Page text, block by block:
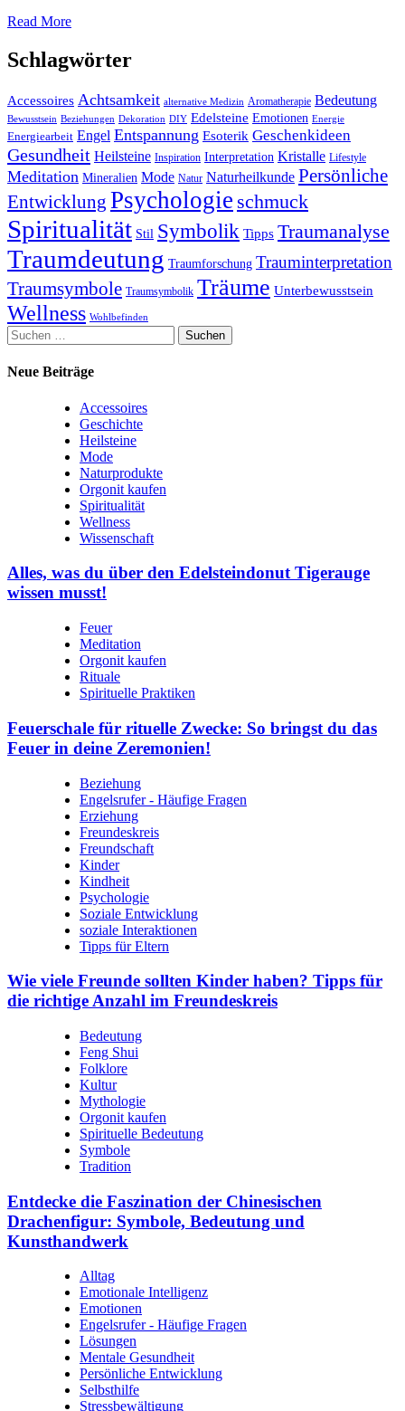
Read More
Schlagwörter
Accessoires Achtsamkeit alternative Medizin Aromatherapie Bedeutung
Bewusstsein Beziehungen Dekoration DIY Edelsteine Emotionen Energie
Energiearbeit Engel Entspannung Esoterik Geschenkideen
Gesundheit Heilsteine Inspiration Interpretation Kristalle Lifestyle
Meditation Mineralien Mode Natur Naturheilkunde Persönliche
Entwicklung Psychologie schmuck
Spiritualität Stil Symbolik Tipps Traumanalyse
Traumdeutung Traumforschung Trauminterpretation
Traumsymbole Traumsymbolik Träume Unterbewusstsein
Wellness Wohlbefinden
Suchen
nach:
Neue Beiträge
Accessoires
Geschichte
Heilsteine
Mode
Naturprodukte
Orgonit kaufen
Spiritualität
Wellness
Wissenschaft
Alles, was du über den Edelsteindonut Tigerauge
wissen musst!
Feuer
Meditation
Orgonit kaufen
Rituale
Spirituelle Praktiken
Feuerschale für rituelle Zwecke: So bringst du das
Feuer in deine Zeremonien!
Beziehung
Engelsrufer - Häufige Fragen
Erziehung
Freundeskreis
Freundschaft
Kinder
Kindheit
Psychologie
Soziale Entwicklung
soziale Interaktionen
Tipps für Eltern
Wie viele Freunde sollten Kinder haben? Tipps für
die richtige Anzahl im Freundeskreis
Bedeutung
Feng Shui
Folklore
Kultur
Mythologie
Orgonit kaufen
Spirituelle Bedeutung
Symbole
Tradition
Entdecke die Faszination der Chinesischen
Drachenfigur: Symbole, Bedeutung und
Kunsthandwerk
Alltag
Emotionale Intelligenz
Emotionen
Engelsrufer - Häufige Fragen
Lösungen
Mentale Gesundheit
Persönliche Entwicklung
Selbsthilfe
Stressbewältigung